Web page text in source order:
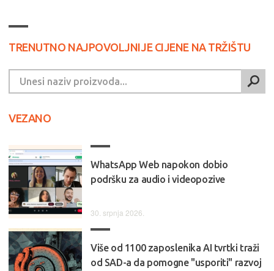
TRENUTNO NAJPOVOLJNIJE CIJENE NA TRŽIŠTU
VEZANO
WhatsApp Web napokon dobio
podršku za audio i videopozive
30. srpnja 2026.
Više od 1100 zaposlenika AI tvrtki traži
od SAD-a da pomogne "usporiti" razvoj